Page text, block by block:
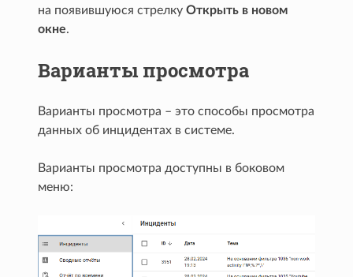
на появившуюся стрелкуОткрыть в новом
окне.
Варианты просмотра
Варианты просмотра – это способы просмотра
данных об инцидентах в системе.
Варианты просмотра доступны в боковом
меню: